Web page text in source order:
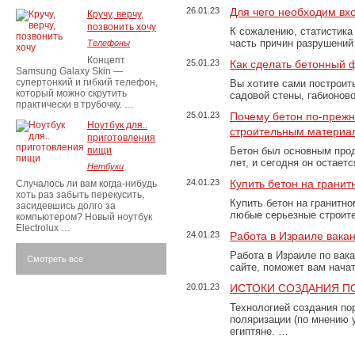
26.01.23 Для чего необходим
К сожалению,
часть причин
25.01.23 Как сделать бетонный
Вы хотите сами
садовой стены,
25.01.23
Почему бетон по-
строительным
Бетон был основным
лет, и сегодня он
24.01.23 Купить бетон на
Купить бетон на
любые серьезные
24.01.23 Работа в Израиле
Работа в Израиле по
сайте, поможет вам
20.01.23 ИСТОКИ СОЗДАНИЯ
Технологией создания
поляризации (по
египтяне. …
Кручу, верчу,
позвонить хочу
Телефоны
Концепт
Samsung Galaxy Skin —
супертонкий и гибкий телефон,
который можно скрутить
практически в трубочку. …
Ноутбук для..
приготовления
пищи
Нетбуки
Случалось ли вам когда-нибудь
хоть раз забыть перекусить,
засидевшись долго за
компьютером? Новый ноутбук
Electrolux …
Смотреть все